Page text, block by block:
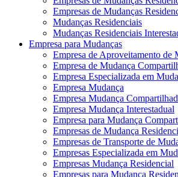
Empresas de Mudanças
Mudanças Residenciais
Mudanças Residenciais
Empresa para Mudanças
Empresa de Aproveitamento de
Empresa de Mudança
Empresa Especializada em
Empresa Mudança
Empresa Mudança
Empresa Mudança Interestadual
Empresa para Mudança
Empresas de Mudança
Empresas de Transporte de
Empresas Especializada em
Empresas Mudança Residencial
Empresas para Mudança